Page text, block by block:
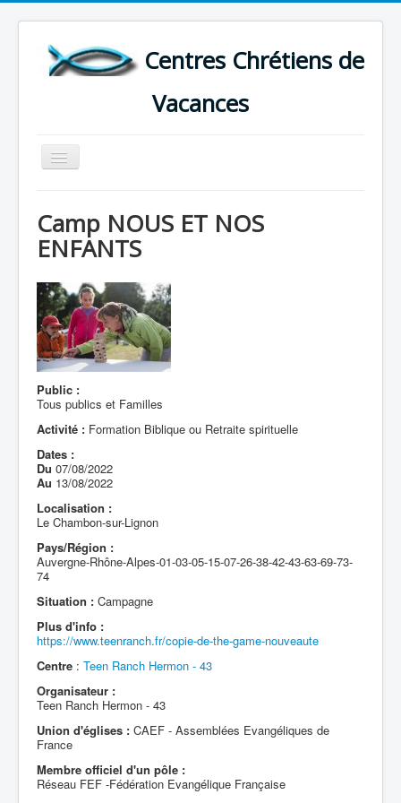
Centres Chrétiens de
Vacances
Basculer
la
CARTE DES CENTRES DE VACANCES .
LISTE DES SEJOURS DE VACANCES 2026
PLUS
Camp NOUS ET NOS
ENFANTS
Public :
Tous publics et Familles
Activité : Formation Biblique ou Retraite spirituelle
Dates :
Du 07/08/2022
Au 13/08/2022
Localisation :
Le Chambon-sur-Lignon
Pays/Région :
Auvergne-Rhône-Alpes-01-03-05-15-07-26-38-42-43-63-69-73-
74
Situation : Campagne
Plus d'info :
https://www.teenranch.fr/copie-de-the-game-nouveaute
Centre : Teen Ranch Hermon - 43
Organisateur :
Teen Ranch Hermon - 43
Union d'églises : CAEF - Assemblées Evangéliques de
France
Membre officiel d'un pôle :
Réseau FEF -Fédération Evangélique Française